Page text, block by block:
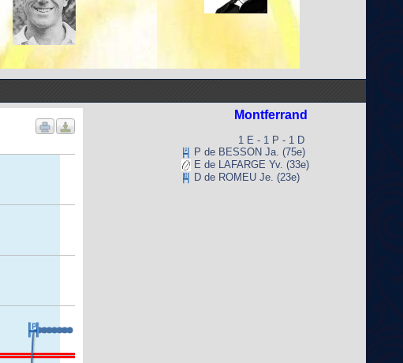
Montferrand
1 E - 1 P - 1 D
P de BESSON Ja. (75e)
E de LAFARGE Yv. (33e)
D de ROMEU Je. (23e)